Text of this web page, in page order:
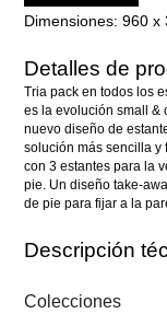
Dimensiones: 960 x
Detalles de
Tria pack en todos los
es la evolución small &
nuevo diseño de
solución más sencilla y
con 3 estantes para la
pie. Un diseño take-
de pie para fijar a la
Descripción
Colecciones